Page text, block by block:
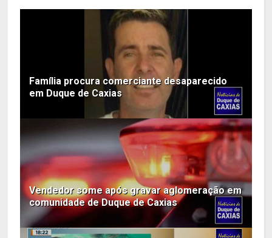
Família procura comerciante desaparecido
em Duque de Caxias
Vendedor some após gravar aglomeração em
comunidade de Duque de Caxias